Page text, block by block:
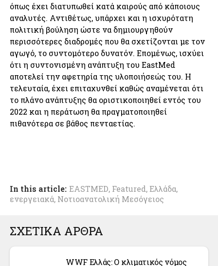
όπως έχει διατυπωθεί κατά καιρούς από κάποιους
αναλυτές. Αντιθέτως, υπάρχει και η ισχυρότατη
πολιτική βούληση ώστε να δημιουργηθούν
περισσότερες διαδρομές που θα σχετίζονται με τον
αγωγό, το συντομότερο δυνατόν. Επομένως, ισχύει
ότι η συντονισμένη ανάπτυξη του EastMed
αποτελεί την αφετηρία της υλοποιήσεώς του. Η
τελευταία, έχει επιταχυνθεί καθώς αναμένεται ότι
το πλάνο ανάπτυξης θα οριστικοποιηθεί εντός του
2022 και η περάτωση θα πραγματοποιηθεί
πιθανότερα σε βάθος πενταετίας.
In this article: EASTMED, Featured,Ελλάδα,
ενεργειακά, Νοτιοανατολική Μεσόγειος
ΣΧΕΤΙΚΑ ΑΡΘΡΑ
WWF Ελλάς: Ο κλιματικός νόμος